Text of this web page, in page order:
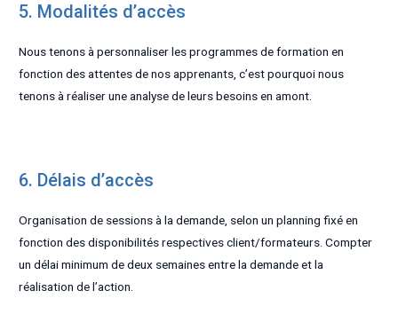
5. Modalités d’accès
Nous tenons à personnaliser les programmes de formation en
fonction des attentes de nos apprenants, c’est pourquoi nous
tenons à réaliser une analyse de leurs besoins en amont.
6. Délais d’accès
Organisation de sessions à la demande, selon un planning fixé en
fonction des disponibilités respectives client/formateurs. Compter
un délai minimum de deux semaines entre la demande et la
réalisation de l’action.